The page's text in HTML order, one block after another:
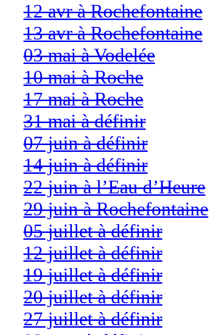
12 avr à Rochefontaine
13 avr à Rochefontaine
03 mai à Vodelée
10 mai à Roche
17 mai à Roche
31 mai à définir
07 juin à définir
14 juin à définir
22 juin à l’Eau d’Heure
29 juin à Rochefontaine
05 juillet à définir
12 juillet à définir
19 juillet à définir
20 juillet à définir
27 juillet à définir